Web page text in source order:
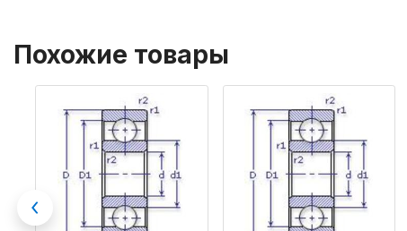
Похожие товары
Previous